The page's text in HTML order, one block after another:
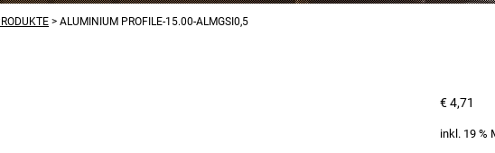
> ALUMINIUM PROFILE-15.00-ALMGSI0,5
€4,71
inkl. 19 %